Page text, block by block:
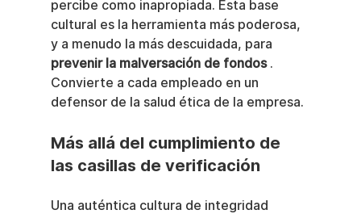
percibe como inapropiada. Esta base
cultural es la herramienta más poderosa,
y a menudo la más descuidada, para
prevenir la malversación de fondos .
Convierte a cada empleado en un
defensor de la salud ética de la empresa.
Más allá del cumplimiento de
las casillas de verificación
Una auténtica cultura de integridad